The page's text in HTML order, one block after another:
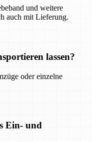
und weitere
auch mit Lieferung.
lassen?
oder einzelne
Ein- und